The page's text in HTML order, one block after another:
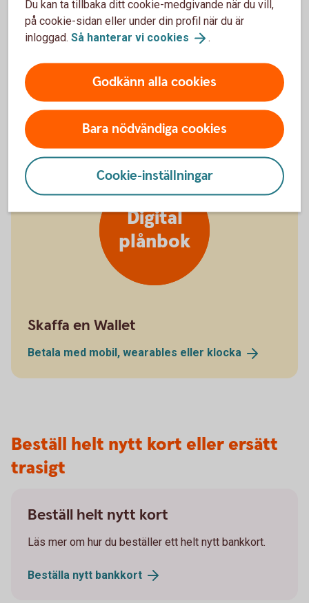
Kan ha glömt kortet hemma
Stänga kort
Digital
plånbok
Skaffa en Wallet
Betala med mobil, wearables eller klocka
Beställ helt nytt kort eller ersätt
trasigt
Beställ helt nytt kort
Läs mer om hur du beställer ett helt nytt bankkort.
Beställa nytt bankkort
Du kan ta tillbaka ditt cookie-medgivande när du vill,
på cookie-sidan eller under din profil när du är
inloggad. Så hanterar vi cookies .
Godkänn alla cookies
Bara nödvändiga cookies
Cookie-inställningar